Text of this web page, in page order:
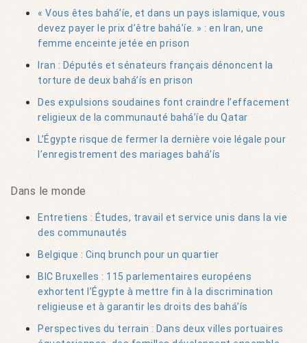
« Vous êtes bahá’íe, et dans un pays islamique, vous
devez payer le prix d’être bahá’íe. » : en Iran, une
femme enceinte jetée en prison
Iran : Députés et sénateurs français dénoncent la
torture de deux bahá’ís en prison
Des expulsions soudaines font craindre l’effacement
religieux de la communauté bahá’íe du Qatar
L’Égypte risque de fermer la dernière voie légale pour
l’enregistrement des mariages bahá’ís
Dans le monde
Entretiens : Études, travail et service unis dans la vie
des communautés
Belgique : Cinq brunch pour un quartier
BIC Bruxelles : 115 parlementaires européens
exhortent l’Égypte à mettre fin à la discrimination
religieuse et à garantir les droits des bahá’ís
Perspectives du terrain : Dans deux villes portuaires